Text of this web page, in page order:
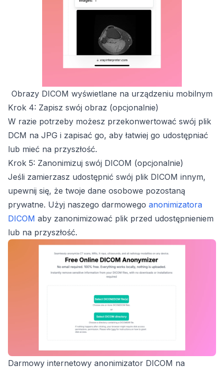
Obrazy DICOM wyświetlane na urządzeniu mobilnym
Krok 4: Zapisz swój obraz (opcjonalnie)
W razie potrzeby możesz przekonwertować swój plik
DCM na JPG i zapisać go, aby łatwiej go udostępniać
lub mieć na przyszłość.
Krok 5: Zanonimizuj swój DICOM (opcjonalnie)
Jeśli zamierzasz udostępnić swój plik DICOM innym,
upewnij się, że twoje dane osobowe pozostaną
prywatne. Użyj naszego darmowego anonimizatora
DICOM aby zanonimizować plik przed udostępnieniem
lub na przyszłość.
Darmowy internetowy anonimizator DICOM na